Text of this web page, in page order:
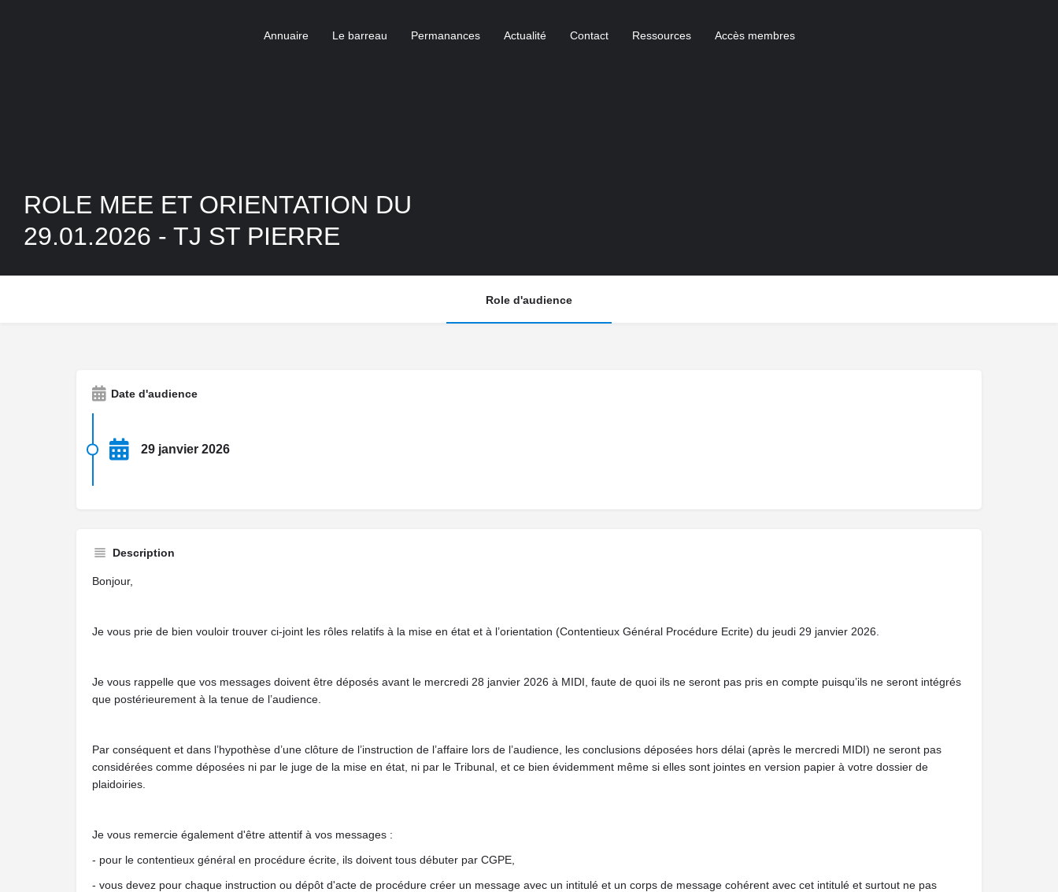
Annuaire Le barreau Permanances Actualité Contact Ressources Accès membres
ROLE MEE ET ORIENTATION DU
29.01.2026 - TJ ST PIERRE
Role d'audience
Date d'audience
29 janvier 2026
Description
Bonjour,
Je vous prie de bien vouloir trouver ci-joint les rôles relatifs à la mise en état et à l’orientation (Contentieux Général Procédure Ecrite) du jeudi 29 janvier 2026.
Je vous rappelle que vos messages doivent être déposés avant le mercredi 28 janvier 2026 à MIDI, faute de quoi ils ne seront pas pris en compte puisqu’ils ne seront intégrés
que postérieurement à la tenue de l’audience.
Par conséquent et dans l’hypothèse d’une clôture de l’instruction de l’affaire lors de l’audience, les conclusions déposées hors délai (après le mercredi MIDI) ne seront pas
considérées comme déposées ni par le juge de la mise en état, ni par le Tribunal, et ce bien évidemment même si elles sont jointes en version papier à votre dossier de
plaidoiries.
Je vous remercie également d'être attentif à vos messages :
- pour le contentieux général en procédure écrite, ils doivent tous débuter par CGPE,
- vous devez pour chaque instruction ou dépôt d'acte de procédure créer un message avec un intitulé et un corps de message cohérent avec cet intitulé et surtout ne pas